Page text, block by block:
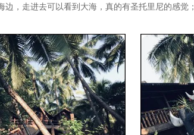
，走进去可以看到大海，真的有圣托里尼的感觉；